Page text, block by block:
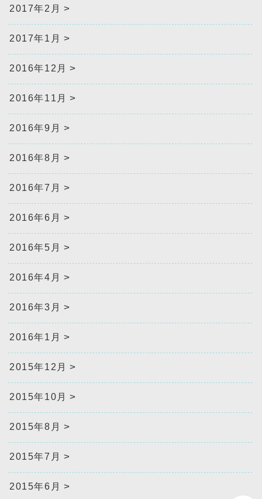
2017年2月
2017年1月
2016年12月
2016年11月
2016年9月
2016年8月
2016年7月
2016年6月
2016年5月
2016年4月
2016年3月
2016年1月
2015年12月
2015年10月
2015年8月
2015年7月
2015年6月